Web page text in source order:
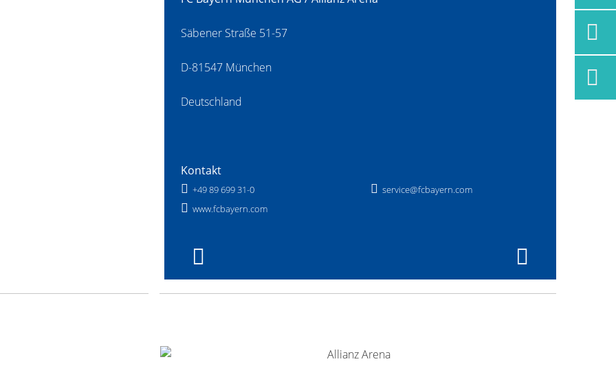
Säbener Straße 51-57
D-81547 München
Deutschland
Kontakt
+49 89 699 31-0
service@fcbayern.com
www.fcbayern.com